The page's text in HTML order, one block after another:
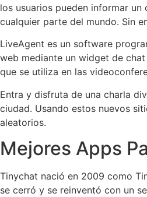
los usuarios pueden informar
cualquier parte del mundo. Sin
LiveAgent es un software
web mediante un widget de
que se utiliza en las
Entra y disfruta de una charla
ciudad. Usando estos nuevos
aleatorios.
Mejores Apps
Tinychat nació en 2009 como
se cerró y se reinventó con un